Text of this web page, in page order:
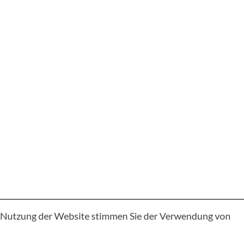
der Website stimmen Sie der Verwendung von